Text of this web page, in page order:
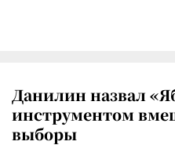
Данилин назвал
инструментом
выборы